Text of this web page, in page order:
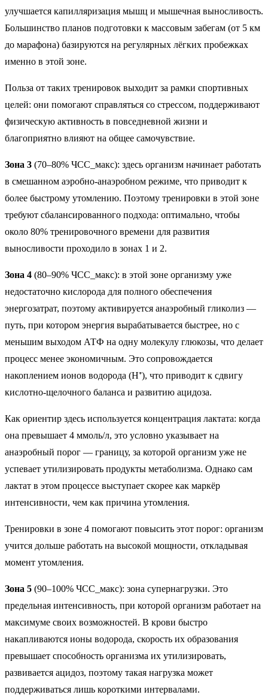
улучшается капилляризация мышц и мышечная выносливость.
Большинство планов подготовки к массовым забегам (от 5 км
до марафона) базируются на регулярных лёгких пробежках
именно в этой зоне.
Польза от таких тренировок выходит за рамки спортивных
целей: они помогают справляться со стрессом, поддерживают
физическую активность в повседневной жизни и
благоприятно влияют на общее самочувствие.
Зона 3 (70–80% ЧСС_макс): здесь организм начинает работать
в смешанном аэробно-анаэробном режиме, что приводит к
более быстрому утомлению. Поэтому тренировки в этой зоне
требуют сбалансированного подхода: оптимально, чтобы
около 80% тренировочного времени для развития
выносливости проходило в зонах 1 и 2.
Зона 4 (80–90% ЧСС_макс): в этой зоне организму уже
недостаточно кислорода для полного обеспечения
энергозатрат, поэтому активируется анаэробный гликолиз —
путь, при котором энергия вырабатывается быстрее, но с
меньшим выходом АТФ на одну молекулу глюкозы, что делает
процесс менее экономичным. Это сопровождается
накоплением ионов водорода (H⁺), что приводит к сдвигу
кислотно-щелочного баланса и развитию ацидоза.
Как ориентир здесь используется концентрация лактата: когда
она превышает 4 ммоль/л, это условно указывает на
анаэробный порог — границу, за которой организм уже не
успевает утилизировать продукты метаболизма. Однако сам
лактат в этом процессе выступает скорее как маркёр
интенсивности, чем как причина утомления.
Тренировки в зоне 4 помогают повысить этот порог: организм
учится дольше работать на высокой мощности, откладывая
момент утомления.
Зона 5 (90–100% ЧСС_макс): зона супернагрузки. Это
предельная интенсивность, при которой организм работает на
максимуме своих возможностей. В крови быстро
накапливаются ионы водорода, скорость их образования
превышает способность организма их утилизировать,
развивается ацидоз, поэтому такая нагрузка может
поддерживаться лишь короткими интервалами.